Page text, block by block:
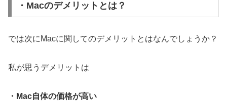
・Macのデメリットとは？
では次にMacに関してのデメリットとはなんでしょうか？
私が思うデメリットは
・Mac自体の価格が高い